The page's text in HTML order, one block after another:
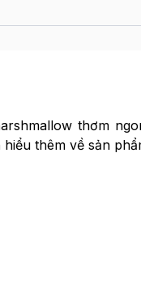
thơm
thêm về sản